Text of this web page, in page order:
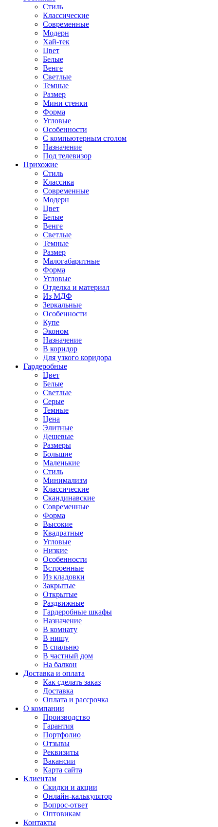
Стиль
Классические
Современные
Модерн
Хай-тек
Цвет
Белые
Венге
Светлые
Темные
Размер
Мини стенки
Форма
Угловые
Особенности
С компьютерным столом
Назначение
Под телевизор
Прихожие
Стиль
Классика
Современные
Модерн
Цвет
Белые
Венге
Светлые
Темные
Размер
Малогабаритные
Форма
Угловые
Отделка и материал
Из МДФ
Зеркальные
Особенности
Купе
Эконом
Назначение
В коридор
Для узкого коридора
Гардеробные
Цвет
Белые
Светлые
Серые
Темные
Цена
Элитные
Дешевые
Размеры
Большие
Маленькие
Стиль
Минимализм
Классические
Скандинавские
Современные
Форма
Высокие
Квадратные
Угловые
Низкие
Особенности
Встроенные
Из кладовки
Закрытые
Открытые
Раздвижные
Гардеробные шкафы
Назначение
В комнату
В нишу
В спальню
В частный дом
На балкон
Доставка и оплата
Как сделать заказ
Доставка
Оплата и рассрочка
О компании
Производство
Гарантия
Портфолио
Отзывы
Реквизиты
Вакансии
Карта сайта
Клиентам
Скидки и акции
Онлайн-калькулятор
Вопрос-ответ
Оптовикам
Контакты